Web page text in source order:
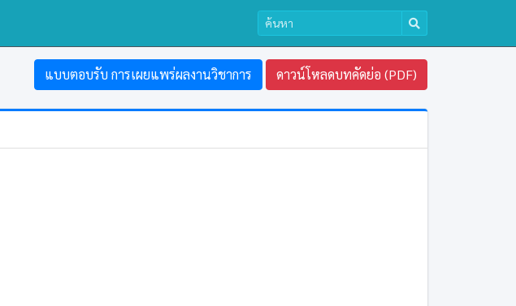
แบบตอบรับ การเผยแพร่ผลงานวิชาการ ดาวน์โหลดบทคัดย่อ (PDF)